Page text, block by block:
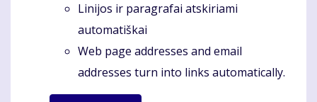
Linijos ir paragrafai atskiriami
automatiškai
Web page addresses and email
addresses turn into links automatically.